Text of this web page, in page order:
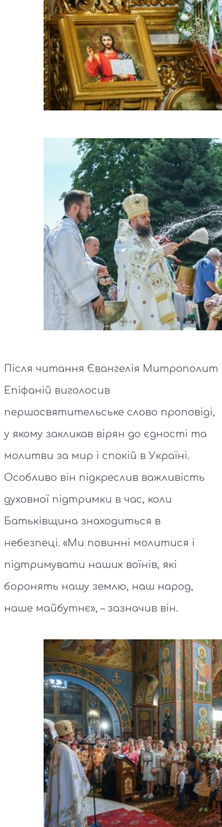
Після читання Євангелія Митрополит
Епіфаній виголосив
першосвятительське слово проповіді,
у якому закликав вірян до єдності та
молитви за мир і спокій в Україні.
Особливо він підкреслив важливість
духовної підтримки в час, коли
Батьківщина знаходиться в
небезпеці. «Ми повинні молитися і
підтримувати наших воїнів, які
боронять нашу землю, наш народ,
наше майбутнє», – зазначив він.